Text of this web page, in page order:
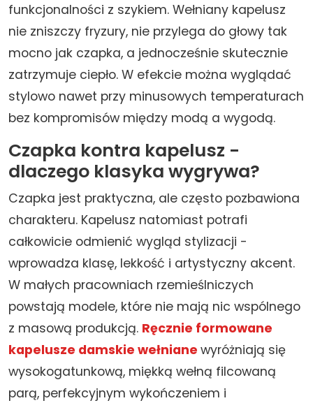
funkcjonalności z szykiem. Wełniany kapelusz
nie zniszczy fryzury, nie przylega do głowy tak
mocno jak czapka, a jednocześnie skutecznie
zatrzymuje ciepło. W efekcie można wyglądać
stylowo nawet przy minusowych temperaturach
bez kompromisów między modą a wygodą.
Czapka kontra kapelusz -
dlaczego klasyka wygrywa?
Czapka jest praktyczna, ale często pozbawiona
charakteru. Kapelusz natomiast potrafi
całkowicie odmienić wygląd stylizacji -
wprowadza klasę, lekkość i artystyczny akcent.
W małych pracowniach rzemieślniczych
powstają modele, które nie mają nic wspólnego
z masową produkcją. Ręcznie formowane
kapelusze damskie wełniane wyróżniają się
wysokogatunkową, miękką wełną filcowaną
parą, perfekcyjnym wykończeniem i